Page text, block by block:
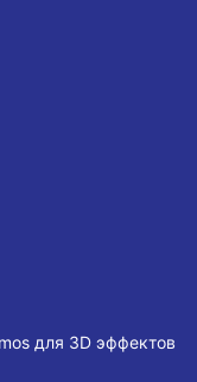
для 3D эффектов